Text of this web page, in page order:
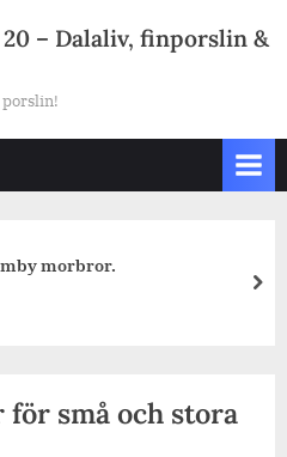
– Dalaliv, finporslin &
morbror.
små och stora